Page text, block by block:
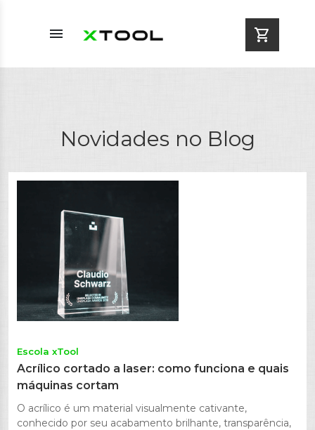
menu shopping_cart
Novidades no Blog
Escola xTool
Acrílico cortado a laser: como funciona e quais
máquinas cortam
O acrílico é um material visualmente cativante,
conhecido por seu acabamento brilhante, transparência,